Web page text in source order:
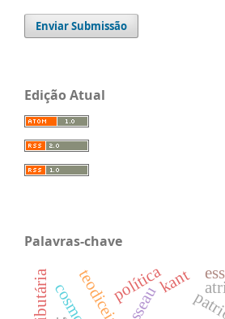
Enviar Submissão
Edição Atual
Palavras-chave
teodiceia;políticakant